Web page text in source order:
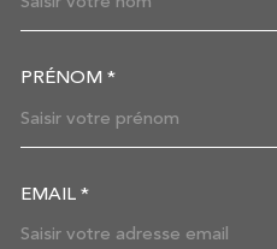
PRÉNOM *
EMAIL *